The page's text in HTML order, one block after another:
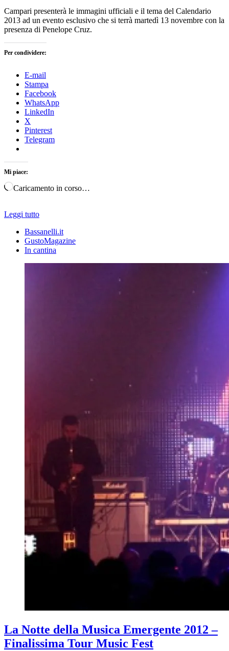
Campari presenterà le immagini ufficiali e il tema del Calendario
2013 ad un evento esclusivo che si terrà martedì 13 novembre con la
presenza di Penelope Cruz.
Per condividere:
E-mail
Stampa
Facebook
WhatsApp
LinkedIn
X
Pinterest
Telegram
Mi piace:
Caricamento in corso…
Leggi tutto
Bassanelli.it
GustoMagazine
In cantina
La Notte della Musica Emergente 2012 –
Finalissima Tour Music Fest